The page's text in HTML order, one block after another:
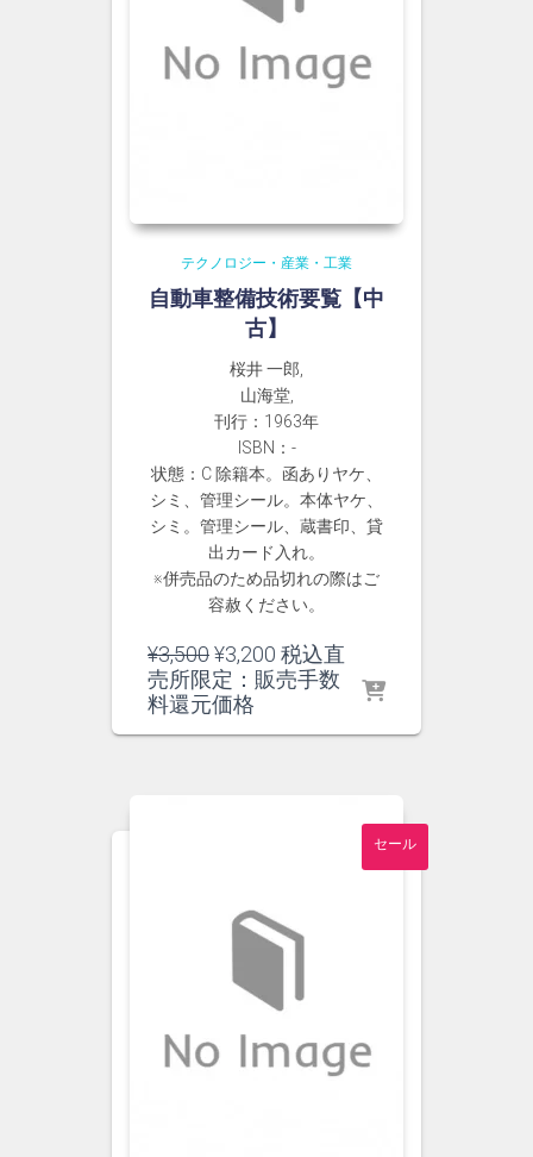
テクノロジー・産業・工業
自動車整備技術要覧【中
古】
桜井 一郎,
山海堂,
刊行：1963年
ISBN：-
状態：C 除籍本。函ありヤケ、
シミ、管理シール。本体ヤケ、
シミ。管理シール、蔵書印、貸
出カード入れ。
※併売品のため品切れの際はご
容赦ください。
¥3,500元
の
価
¥3,200 現
在
税込直
売所限定：販売手数
料還元価格
セール